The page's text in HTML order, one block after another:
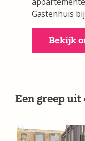
Gastenhuis
Bekijk
Een greep uit